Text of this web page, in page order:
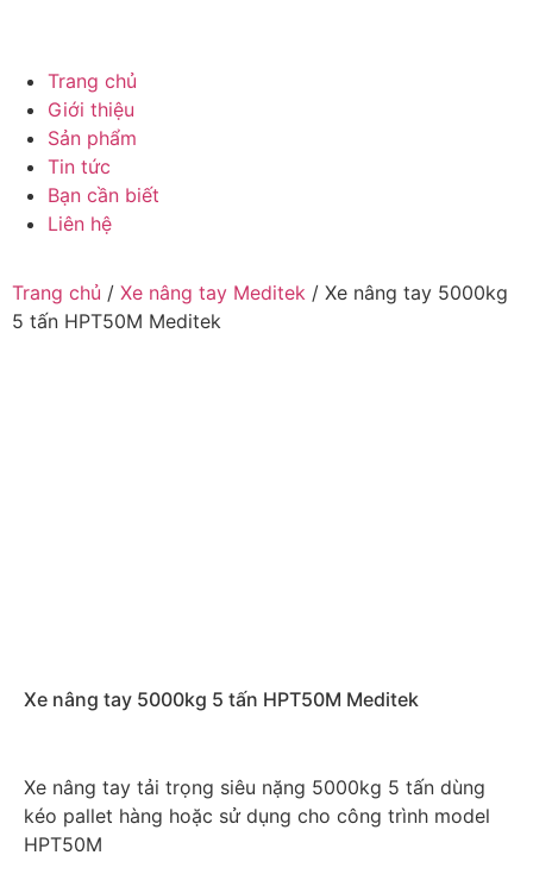
Trang chủ
Giới thiệu
Sản phẩm
Tin tức
Bạn cần biết
Liên hệ
Trang chủ / Xe nâng tay Meditek / Xe nâng tay 5000kg
5 tấn HPT50M Meditek
Xe nâng tay 5000kg 5 tấn HPT50M Meditek
Xe nâng tay tải trọng siêu nặng 5000kg 5 tấn dùng
kéo pallet hàng hoặc sử dụng cho công trình model
HPT50M